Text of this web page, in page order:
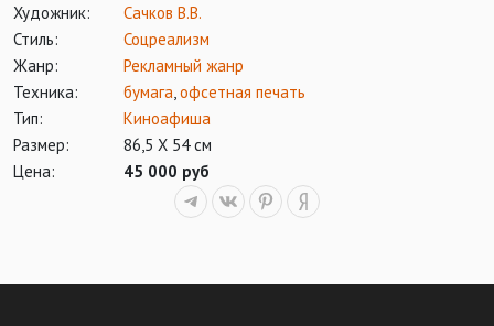
Художник:
Сачков В.В.
Стиль:
Соцреализм
Жанр:
Рекламный жанр
Техника:
бумага,офсетная печать
Тип:
Киноафиша
Размер:
86,5 Х 54 см
Цена:
45 000 руб